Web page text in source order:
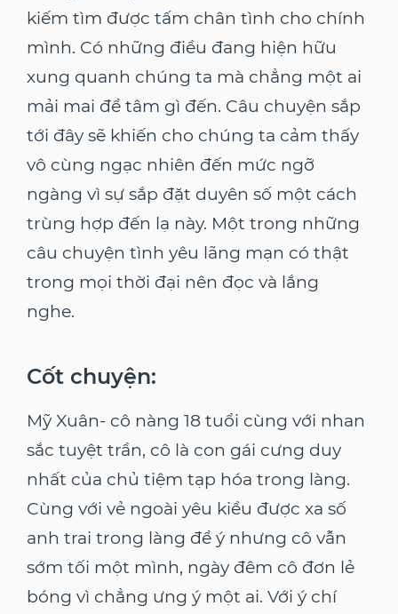
kiếm tìm được tấm chân tình cho chính
mình. Có những điều đang hiện hữu
xung quanh chúng ta mà chẳng một ai
mải mai để tâm gì đến. Câu chuyện sắp
tới đây sẽ khiến cho chúng ta cảm thấy
vô cùng ngạc nhiên đến mức ngỡ
ngàng vì sự sắp đặt duyên số một cách
trùng hợp đến lạ này. Một trong những
câu chuyện tình yêu lãng mạn có thật
trong mọi thời đại nên đọc và lắng
nghe.
Cốt chuyện:
Mỹ Xuân- cô nàng 18 tuổi cùng với nhan
sắc tuyệt trần, cô là con gái cưng duy
nhất của chủ tiệm tạp hóa trong làng.
Cùng với vẻ ngoài yêu kiều được xa số
anh trai trong làng để ý nhưng cô vẫn
sớm tối một mình, ngày đêm cô đơn lẻ
bóng vì chẳng ưng ý một ai. Với ý chí